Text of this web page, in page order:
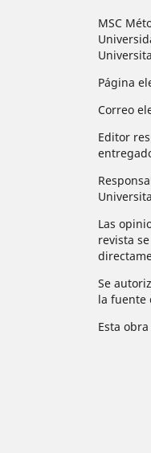
MSC
Página
Correo
Editor
Las
revista
Se
la fuente
Esta